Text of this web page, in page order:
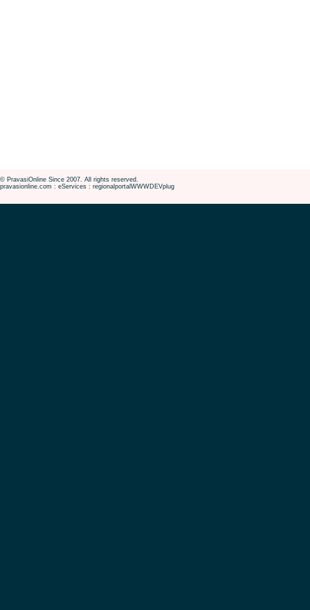
© PravasiOnline Since 2007. All rights reserved.
pravasionline.com : eServices : regionalportalWWWDEVplug